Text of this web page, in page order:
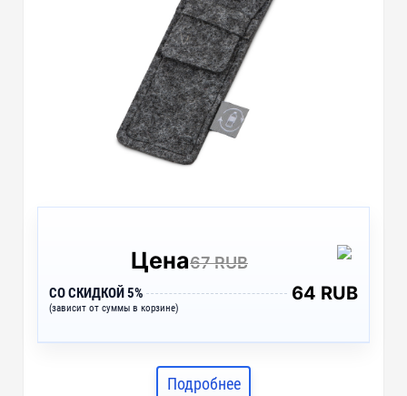
Цена67 RUB
СО СКИДКОЙ 5%
(зависит от суммы в корзине)
64 RUB
Подробнее